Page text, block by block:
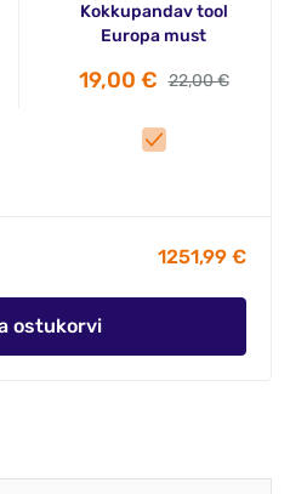
Kokkupandav tool
Europa must
19,00 € 22,00 €
1251,99 €
ostukorvi